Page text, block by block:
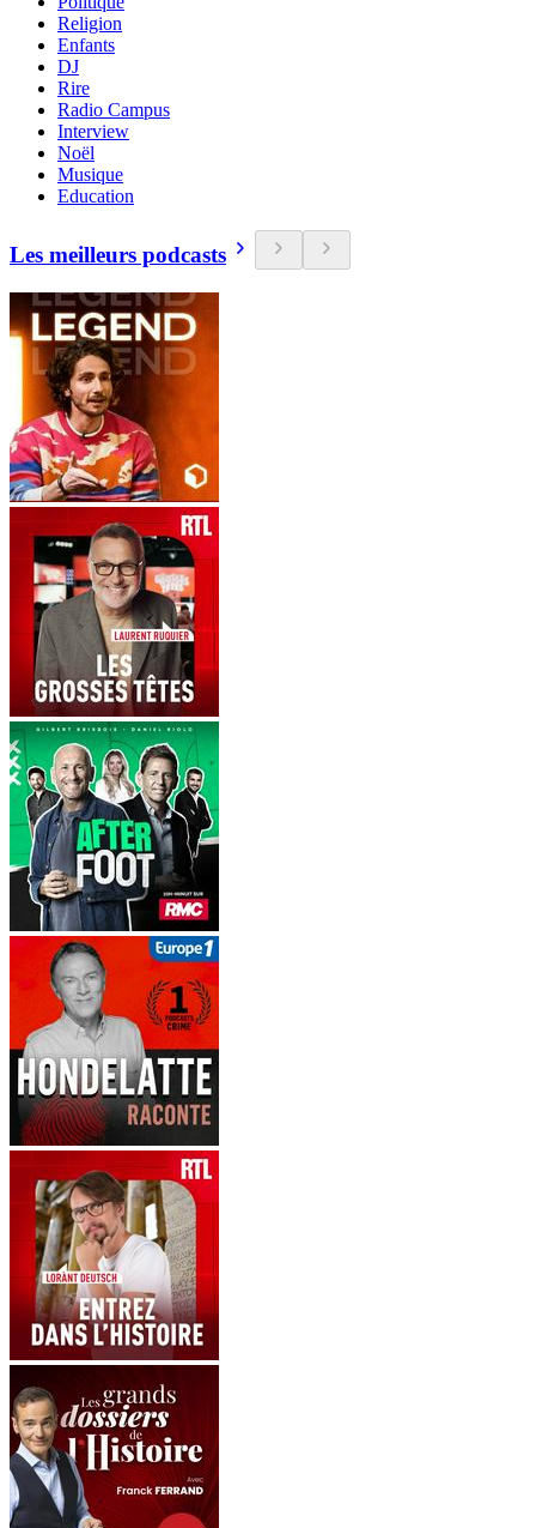
Religion
Enfants
DJ
Rire
Radio Campus
Interview
Noël
Musique
Education
Les meilleurs podcasts